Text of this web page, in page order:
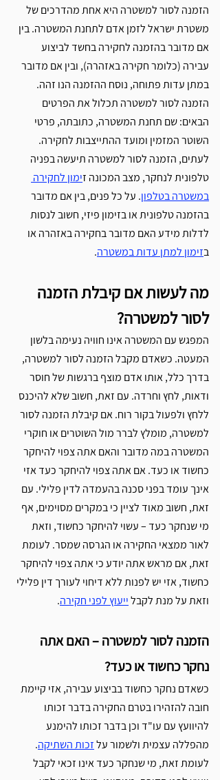
הזמנה לסור למשטרה היא אחת מהדרכים של
משטרת ישראל לזמן אדם לתחנת המשטרה. בין
אם מדובר בהזמנה לחקירה בחשד לביצוע
עבירה (כלומר חקירה באזהרה), ובין אם מדובר
במתן עדות פתוחה, נוסח ההזמנה הנו זהה.
הזמנה לסור למשטרה תכלול את הפרטים
הבאים: שם תחנת המשטרה, כתובתה, פרטי
השוטר המזמין ומועד ההתייצבות לחקירה.
לעתים, הזמנה לסור למשטרה תיעשה בפניה
טלפונית לנחקר, מצב המכונה זימון לחקירה
במשטרה בטלפון. על כל פנים, בין אם מדובר
בהזמנה טלפונית או בזימון פיזי, חשוב לנסות
לדלות מידע האם מדובר בחקירה באזהרה או
בזימון למתן עדות במשטרה.
מה לעשות אם קיבלת הזמנה
לסור למשטרה?
המפגש עם המשטרה אינו חוויה נעימה בלשון
המעטה. כשאדם מקבל הזמנה לסור למשטרה,
בדרך כלל, אותו אדם מוצף ברגשות של חוסר
ודאות, לחץ וחרדה. עם זאת, חשוב שלא להיכנס
ללחץ ולפעול בקור רוח. אם קיבלת הזמנה לסור
למשטרה, מומלץ לברר מול השוטרים או חוקרי
המשטרה במה מדובר והאם אתה צפוי להיחקר
כחשוד או כעד. אם אתה צפוי להיחקר כעד אזי
אינך עומד בפני סכנה בהעמדה לדין פלילי. עם
זאת, חשוב מאוד לציין כי במקרים מסוימים, אף
מי שנחקר כעד – עשוי להיחקר כחשוד, וזאת
לאור ממצאי החקירה או הגרסה שמסר. לעומת
זאת, אם מראש אתה יודע כי אתה צפוי להיחקר
כחשוד, אזי יש לפנות ללא דיחוי לעורך דין פלילי
וזאת על מנת לקבל ייעוץ לפני חקירה.
הזמנה לסור למשטרה – האם אתה
נחקר כחשוד או כעד?
כשאדם נחקר כחשוד בביצוע עבירה, אזי קיימת
חובה להזהירו בטרם החקירה בדבר זכותו
להיוועץ עם עו"ד וכן בדבר זכותו להימנע
מהפללה עצמית ולשמור על זכות השתיקה.
לעומת זאת, מי שנחקר כעד אינו זכאי לקבל